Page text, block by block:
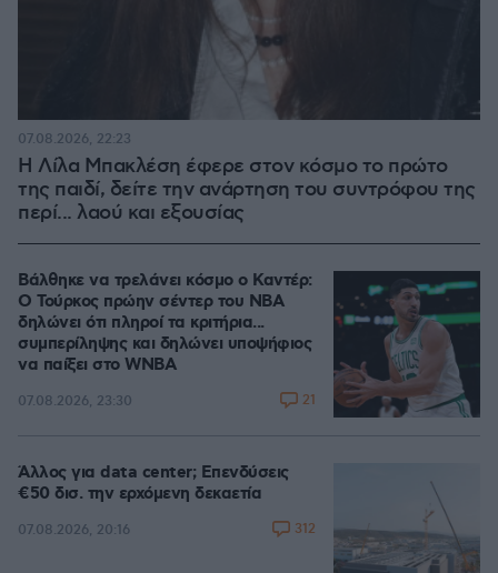
Η Λίλα Μπακλέση έφερε στον κόσμο το πρώτο
της παιδί, δείτε την ανάρτηση του συντρόφου της
περί... λαού και εξουσίας
07.08.2026, 22:23
Βάλθηκε να τρελάνει κόσμο ο Καντέρ:
Ο Τούρκος πρώην σέντερ του NBA
δηλώνει ότι πληροί τα κριτήρια...
συμπερίληψης και δηλώνει υποψήφιος
να παίξει στο WNBA
07.08.2026, 23:30 21
Άλλος για data center; Επενδύσεις
€50 δισ. την ερχόμενη δεκαετία
07.08.2026, 20:16 312